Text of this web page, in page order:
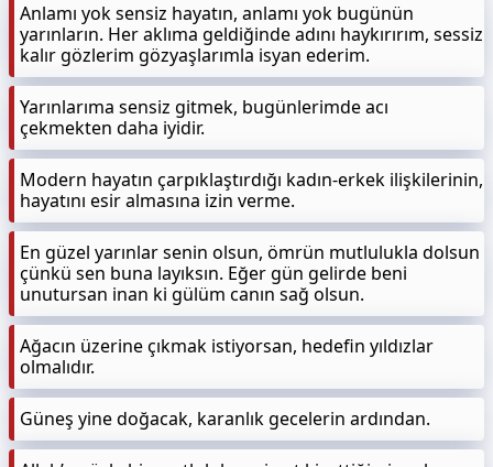
Anlamı yok sensiz hayatın, anlamı yok bugünün
yarınların. Her aklıma geldiğinde adını haykırırım, sessiz
kalır gözlerim gözyaşlarımla isyan ederim.
Yarınlarıma sensiz gitmek, bugünlerimde acı
çekmekten daha iyidir.
Modern hayatın çarpıklaştırdığı kadın-erkek ilişkilerinin,
hayatını esir almasına izin verme.
En güzel yarınlar senin olsun, ömrün mutlulukla dolsun
çünkü sen buna layıksın. Eğer gün gelirde beni
unutursan inan ki gülüm canın sağ olsun.
Ağacın üzerine çıkmak istiyorsan, hedefin yıldızlar
olmalıdır.
Güneş yine doğacak, karanlık gecelerin ardından.